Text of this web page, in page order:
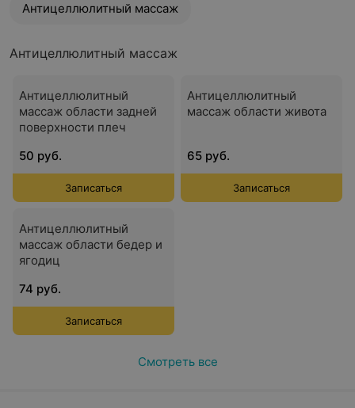
Антицеллюлитный массаж
Антицеллюлитный массаж
Антицеллюлитный
массаж области задней
поверхности плеч
50 руб.
Записаться
Антицеллюлитный
массаж области живота
65 руб.
Записаться
Антицеллюлитный
массаж области бедер и
ягодиц
74 руб.
Записаться
Смотреть все